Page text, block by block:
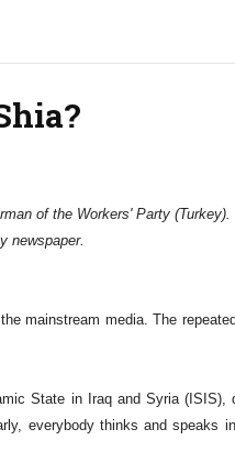
of the Workers' Party
newspaper.
mainstream media. The
State in Iraq and Syria (ISIS),
everybody thinks and speaks